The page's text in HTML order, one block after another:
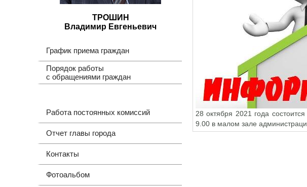
ТРОШИН
Владимир Евгеньевич
График приема граждан
Порядок работы
с обращениями граждан
Работа постоянных комиссий
Отчет главы города
Контакты
Фотоальбом
28 октября 2021 года
9.00 в малом зале